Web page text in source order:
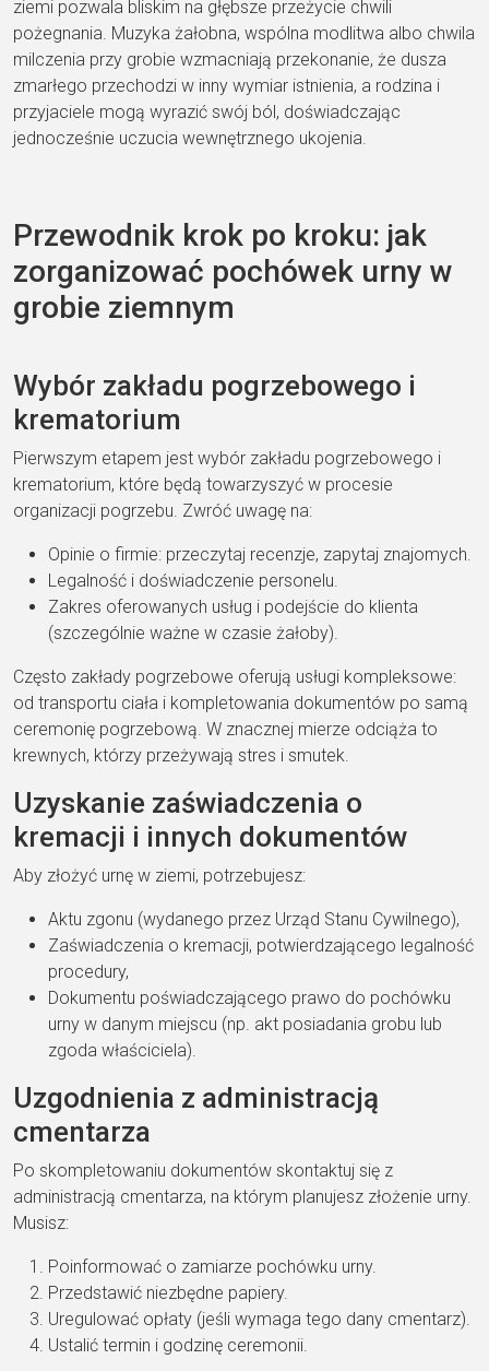
ziemi pozwala bliskim na głębsze przeżycie chwili
pożegnania. Muzyka żałobna, wspólna modlitwa albo chwila
milczenia przy grobie wzmacniają przekonanie, że dusza
zmarłego przechodzi w inny wymiar istnienia, a rodzina i
przyjaciele mogą wyrazić swój ból, doświadczając
jednocześnie uczucia wewnętrznego ukojenia.
Przewodnik krok po kroku: jak
zorganizować pochówek urny w
grobie ziemnym
Wybór zakładu pogrzebowego i
krematorium
Pierwszym etapem jest wybór zakładu pogrzebowego i
krematorium, które będą towarzyszyć w procesie
organizacji pogrzebu. Zwróć uwagę na:
Opinie o firmie: przeczytaj recenzje, zapytaj znajomych.
Legalność i doświadczenie personelu.
Zakres oferowanych usług i podejście do klienta
(szczególnie ważne w czasie żałoby).
Często zakłady pogrzebowe oferują usługi kompleksowe:
od transportu ciała i kompletowania dokumentów po samą
ceremonię pogrzebową. W znacznej mierze odciąża to
krewnych, którzy przeżywają stres i smutek.
Uzyskanie zaświadczenia o
kremacji i innych dokumentów
Aby złożyć urnę w ziemi, potrzebujesz:
Aktu zgonu (wydanego przez Urząd Stanu Cywilnego),
Zaświadczenia o kremacji, potwierdzającego legalność
procedury,
Dokumentu poświadczającego prawo do pochówku
urny w danym miejscu (np. akt posiadania grobu lub
zgoda właściciela).
Uzgodnienia z administracją
cmentarza
Po skompletowaniu dokumentów skontaktuj się z
administracją cmentarza, na którym planujesz złożenie urny.
Musisz:
Poinformować o zamiarze pochówku urny.
Przedstawić niezbędne papiery.
Uregulować opłaty (jeśli wymaga tego dany cmentarz).
Ustalić termin i godzinę ceremonii.